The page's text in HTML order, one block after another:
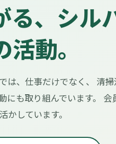
る、シル
動。
は、仕事だけでなく、 清
にも取り組んでいます。 会
しています。